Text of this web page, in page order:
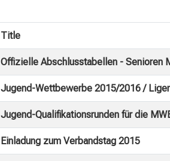
Title
Offizielle Abschlusstabellen - Senioren
Jugend-Wettbewerbe 2015/2016 /
Jugend-Qualifikationsrunden für die
Einladung zum Verbandstag 2015